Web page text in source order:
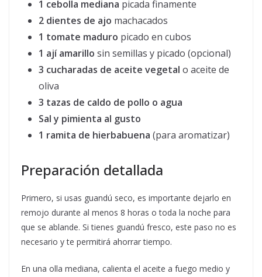
1 cebolla mediana picada finamente
2 dientes de ajo machacados
1 tomate maduro picado en cubos
1 ají amarillo sin semillas y picado (opcional)
3 cucharadas de aceite vegetal o aceite de
oliva
3 tazas de caldo de pollo o agua
Sal y pimienta al gusto
1 ramita de hierbabuena (para aromatizar)
Preparación detallada
Primero, si usas guandú seco, es importante dejarlo en
remojo durante al menos 8 horas o toda la noche para
que se ablande. Si tienes guandú fresco, este paso no es
necesario y te permitirá ahorrar tiempo.
En una olla mediana, calienta el aceite a fuego medio y